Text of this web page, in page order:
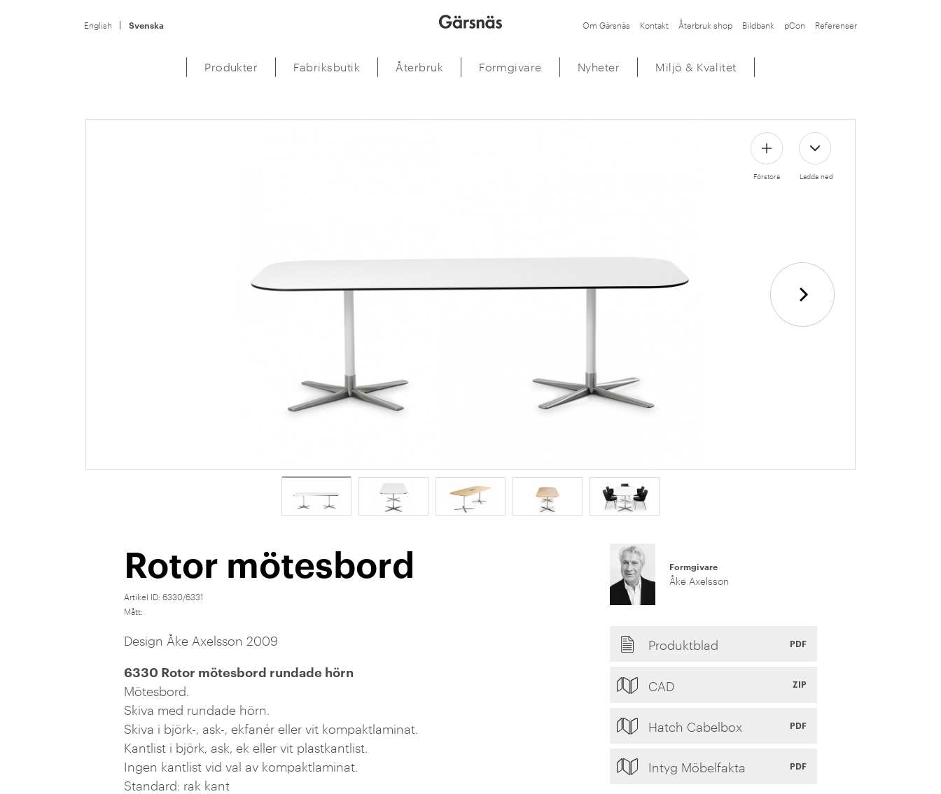
English Svenska Om Gärsnäs Kontakt Återbruk shop Bildbank pCon Referenser
Produkter Fabriksbutik Återbruk Formgivare Nyheter Miljö & Kvalitet
Förstora Ladda ned
Rotor mötesbord
Artikel ID: 6330/6331
Mått:
Design Åke Axelsson 2009
6330 Rotor mötesbord rundade hörn
Mötesbord.
Skiva med rundade hörn.
Skiva i björk-, ask-, ekfanér eller vit kompaktlaminat.
Kantlist i björk, ask, ek eller vit plastkantlist.
Ingen kantlist vid val av kompaktlaminat.
Standard: rak kant
Formgivare
Åke Axelsson
Produktblad PDF
CAD ZIP
Hatch Cabelbox PDF
Intyg Möbelfakta PDF